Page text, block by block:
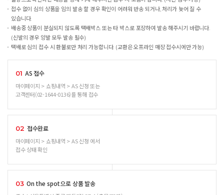
접수 없이 심의 상품을 임의 발송 할 경우 확인이 어려워 반송 되거나, 처리가 늦어 질 수
있습니다.
배송중 상품이 분실되지 않도록 택배박스 또는 타 박스로 포장하여 발송 해주시기 바랍니다.
(신발의 경우 양발 모두 발송 필수)
택배로 심의 접수 시 환불로만 처리 가능합니다. (교환은 오프라인 매장 접수시에만 가능)
01 AS 접수
마이페이지 > 쇼핑내역 > AS 신청 또는
고객센터(02-1644-0136)를 통해 접수
02 접수완료
마이페이지 > 쇼핑내역 > AS 신청 에서
접수 상태 확인
03 On the spot으로 상품 발송